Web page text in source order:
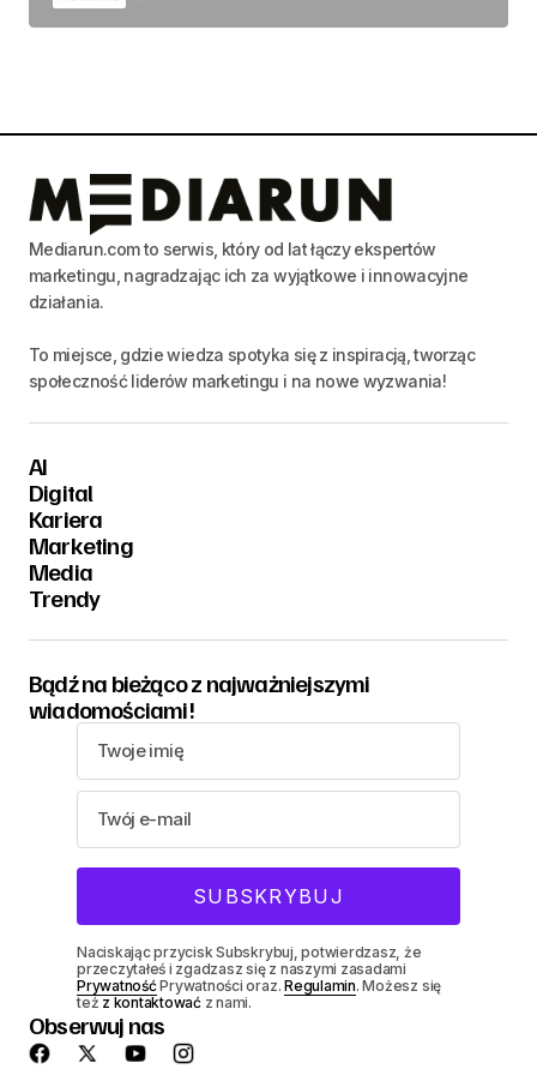
Mediarun.com to serwis, który od lat łączy ekspertów
marketingu, nagradzając ich za wyjątkowe i innowacyjne
działania.
To miejsce, gdzie wiedza spotyka się z inspiracją, tworząc
społeczność liderów marketingu i na nowe wyzwania!
AI
Digital
Kariera
Marketing
Media
Trendy
Bądź na bieżąco z najważniejszymi
wiadomościami!
Naciskając przycisk Subskrybuj, potwierdzasz, że
przeczytałeś i zgadzasz się z naszymi zasadami
PrywatnośćPrywatności oraz.Regulamin. Możesz się
też z kontaktowaćz nami.
Obserwuj nas